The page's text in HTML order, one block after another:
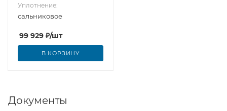
Уплотнение:
сальниковое
99 929 ₽/шт
В КОРЗИНУ
Документы